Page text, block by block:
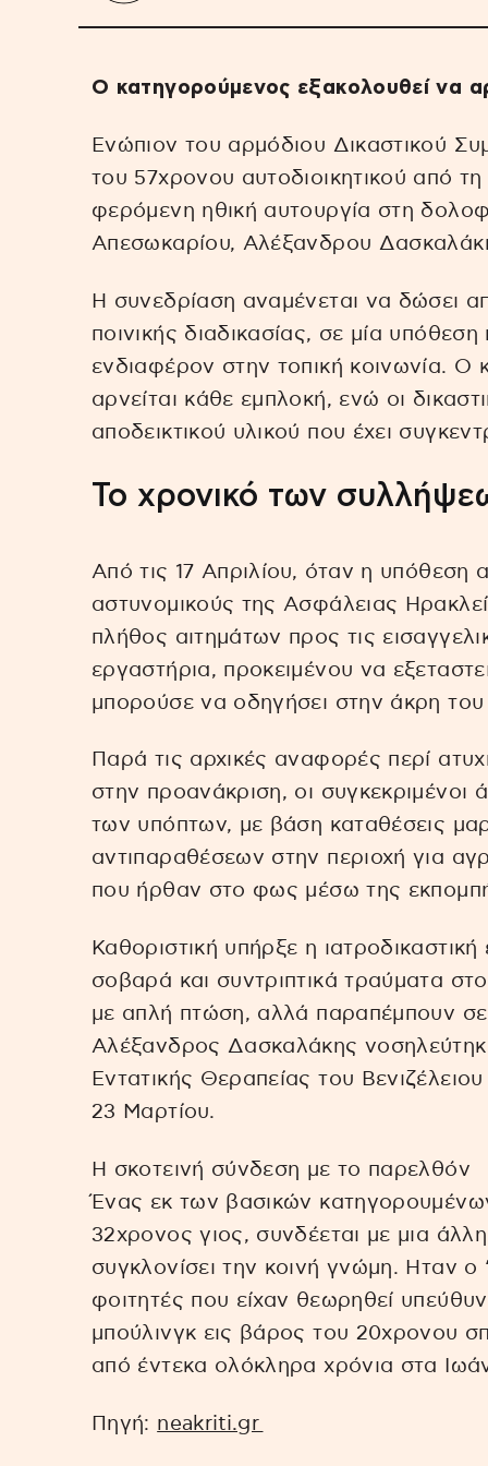
Ο κατηγορούμενος εξακολουθεί να
Ενώπιον του αρμόδιου Δικαστικού
του 57χρονου αυτοδιοικητικού από τη
φερόμενη ηθική αυτουργία στη
Απεσωκαρίου, Αλέξανδρου
Η συνεδρίαση αναμένεται να δώσει
ποινικής διαδικασίας, σε μία
ενδιαφέρον στην τοπική κοινωνία. Ο
αρνείται κάθε εμπλοκή, ενώ οι
αποδεικτικού υλικού που έχει
Το χρονικό των
Από τις 17 Απριλίου, όταν η υπόθεση
αστυνομικούς της Ασφάλειας
πλήθος αιτημάτων προς τις
εργαστήρια, προκειμένου να
μπορούσε να οδηγήσει στην άκρη
Παρά τις αρχικές αναφορές περί
στην προανάκριση, οι
των υπόπτων, με βάση καταθέσεις
αντιπαραθέσεων στην περιοχή για
που ήρθαν στο φως μέσω της
Καθοριστική υπήρξε η
σοβαρά και συντριπτικά τραύματα
με απλή πτώση, αλλά παραπέμπουν σε
Αλέξανδρος Δασκαλάκης
Εντατικής Θεραπείας του
23 Μαρτίου.
Η σκοτεινή σύνδεση με το παρελθόν
Ένας εκ των βασικών
32χρονος γιος, συνδέεται με μια
συγκλονίσει την κοινή γνώμη. Ηταν
φοιτητές που είχαν θεωρηθεί
μπούλινγκ εις βάρος του 20χρονου
από έντεκα ολόκληρα χρόνια στα
Πηγή: neakriti.gr